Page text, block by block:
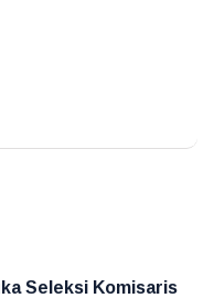
Seleksi Komisaris